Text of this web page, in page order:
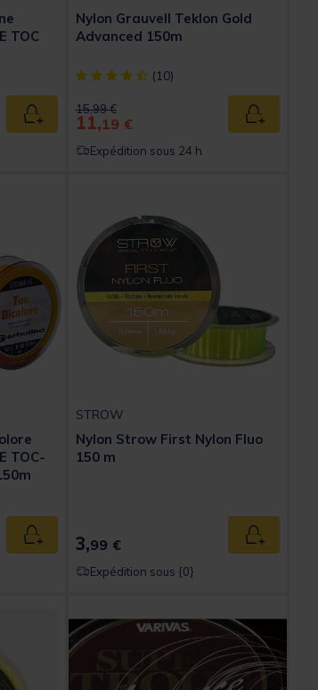
TOC
Rating
Ajouter au panier
Nylon Grauvell Teklon Gold
Advanced 150m
[object Object] out of 5 Customer Rating
(10)
Price reduced from
15,99 €to
11,19 € Ajouter
Expédition sous 24 h
TOC-
Rating
Ajouter au panier
STROW
Nylon Strow First Nylon Fluo
150 m
3,99 € Ajouter
Expédition sous {0}